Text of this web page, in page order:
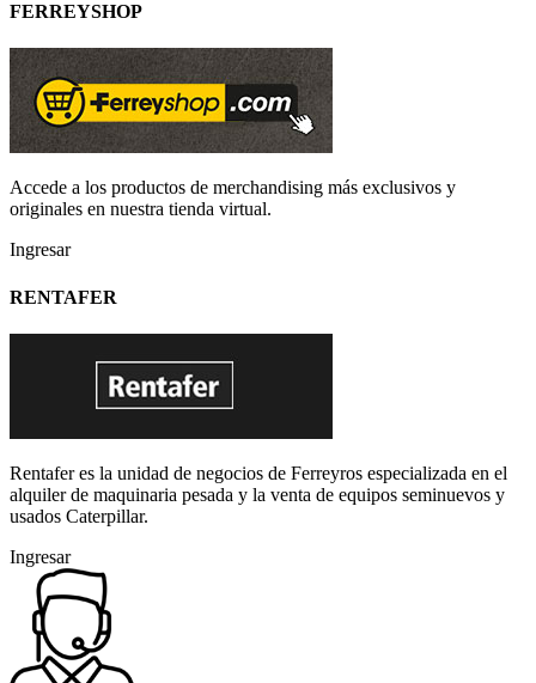
FERREYSHOP
Accede a los productos de merchandising más exclusivos y
originales en nuestra tienda virtual.
Ingresar
RENTAFER
Rentafer es la unidad de negocios de Ferreyros especializada en el
alquiler de maquinaria pesada y la venta de equipos seminuevos y
usados Caterpillar.
Ingresar